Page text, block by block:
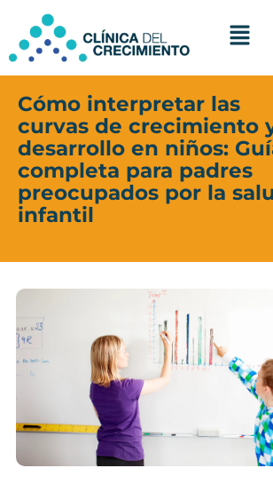
contenido
Cómo interpretar las
curvas de crecimiento
desarrollo en niños:
completa para padres
preocupados por la
infantil